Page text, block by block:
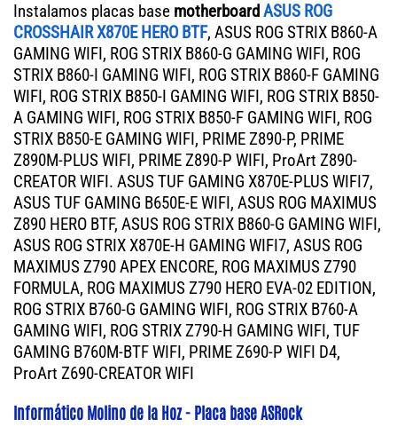
Instalamos placas base motherboardASUS ROG
CROSSHAIR X870E HERO BTF, ASUS ROG STRIX B860-A
GAMING WIFI, ROG STRIX B860-G GAMING WIFI, ROG
STRIX B860-I GAMING WIFI, ROG STRIX B860-F GAMING
WIFI, ROG STRIX B850-I GAMING WIFI, ROG STRIX B850-
A GAMING WIFI, ROG STRIX B850-F GAMING WIFI, ROG
STRIX B850-E GAMING WIFI, PRIME Z890-P, PRIME
Z890M-PLUS WIFI, PRIME Z890-P WIFI, ProArt Z890-
CREATOR WIFI. ASUS TUF GAMING X870E-PLUS WIFI7,
ASUS TUF GAMING B650E-E WIFI, ASUS ROG MAXIMUS
Z890 HERO BTF, ASUS ROG STRIX B860-G GAMING WIFI,
ASUS ROG STRIX X870E-H GAMING WIFI7, ASUS ROG
MAXIMUS Z790 APEX ENCORE, ROG MAXIMUS Z790
FORMULA, ROG MAXIMUS Z790 HERO EVA-02 EDITION,
ROG STRIX B760-G GAMING WIFI, ROG STRIX B760-A
GAMING WIFI, ROG STRIX Z790-H GAMING WIFI, TUF
GAMING B760M-BTF WIFI, PRIME Z690-P WIFI D4,
ProArt Z690-CREATOR WIFI
Informático Molino de la Hoz - Placa base ASRock